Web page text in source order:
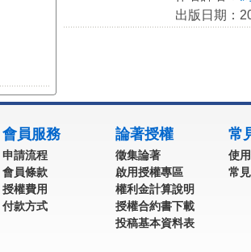
出版日期：
會員服務
申請流程
會員條款
授權費用
付款方式
論著授權
徵集論著
啟用授權專區
權利金計算說明
授權合約書下載
投稿基本資料表
常
使
常